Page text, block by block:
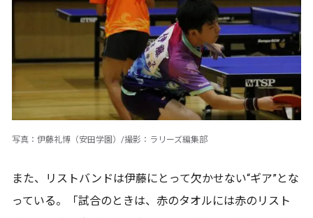
写真：伊藤礼博（安田学園）/撮影：ラリーズ編集部
また、リストバンドは伊藤にとって欠かせない“ギア”とな
っている。「試合のときは、赤のタオルには赤のリスト